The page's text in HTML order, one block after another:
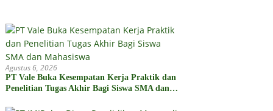
Agustus 6, 2026
PT Vale Buka Kesempatan Kerja Praktik dan
Penelitian Tugas Akhir Bagi Siswa SMA dan